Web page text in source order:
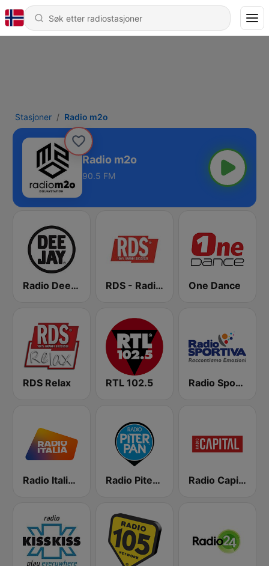
Stasjoner Radio m2o
Radio m2o
90.5 FM
Radio Deejay RDS - Radio Dimensione Suono One Dance
RDS Relax RTL 102.5 Radio Sportiva
Radio Italia solomusicaitaliana Radio Piterpan Radio Capital